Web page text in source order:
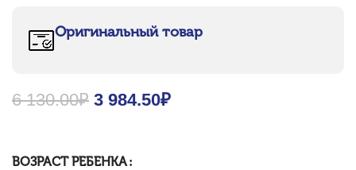
Оригинальный товар
6 130.00₽ Original price was: 6 130.00₽.
3 984.50₽
ВОЗРАСТ РЕБЕНКА